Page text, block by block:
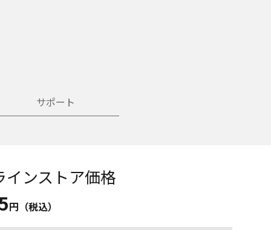
サポート
インストア価格
円（税込）